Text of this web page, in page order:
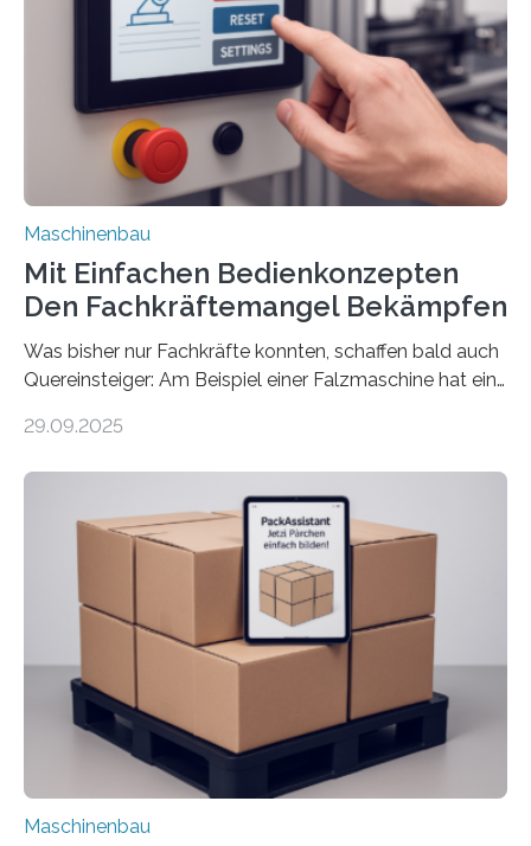
Maschinenbau
Mit Einfachen Bedienkonzepten
Den Fachkräftemangel Bekämpfen
Was bisher nur Fachkräfte konnten, schaffen bald auch
Quereinsteiger: Am Beispiel einer Falzmaschine hat ein
Mensch-Maschine-Schnittstelle so sehr vereinfacht,
Die zugrunde liegende Methodik lässt sich auf alle
anderen Maschinen übertragen. Eine Falzmaschine
umzurüsten ist ein Job für echte Profis. Eine solche
Maschine faltet in Druckereien Broschüren, Prospekte,
Landkarten und vieles mehr – mehrere Zehntausend
Exemplare pro Stunde. Je nach Maschinentyp und
Auftrag kann das Umrüsten…
29.09.2025
Maschinenbau